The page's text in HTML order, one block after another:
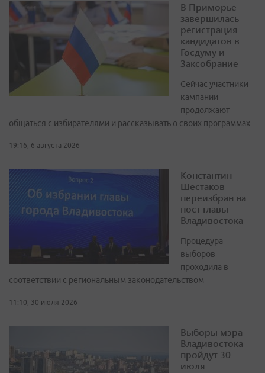
В Приморье
завершилась
регистрация
кандидатов в
Госдуму и
Заксобрание
Сейчас участники
кампании
продолжают
общаться с избирателями и рассказывать о своих программах
19:16, 6 августа 2026
Константин
Шестаков
переизбран на
пост главы
Владивостока
Процедура
выборов
проходила в
соответствии с региональным законодательством
11:10, 30 июля 2026
Выборы мэра
Владивостока
пройдут 30
июля